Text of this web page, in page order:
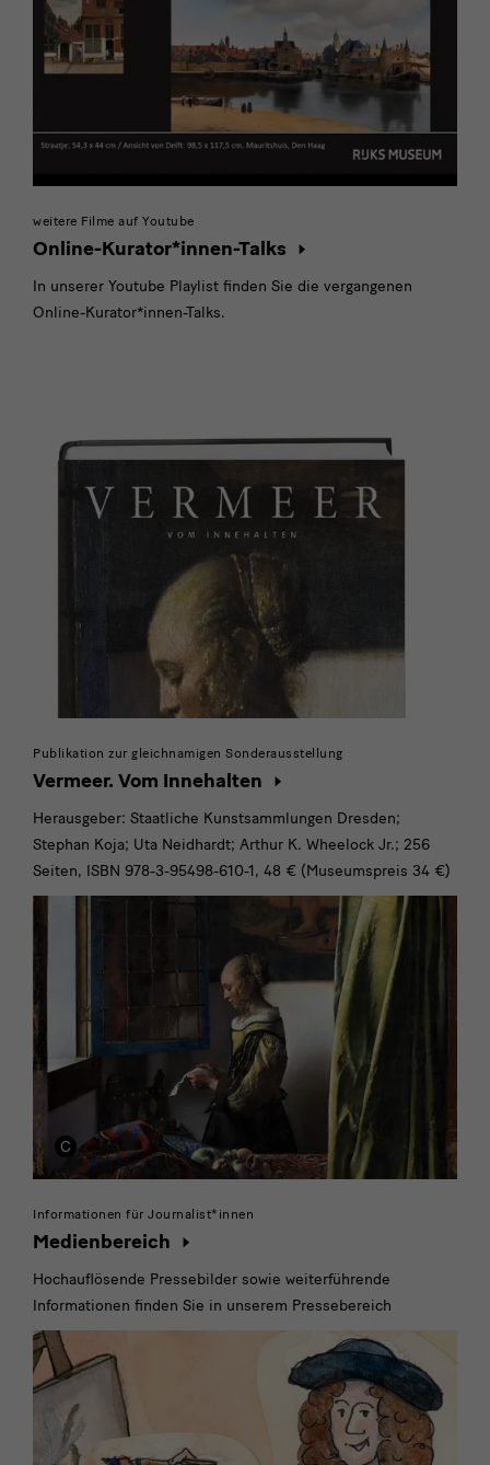
weitere Filme auf Youtube
Online-Kurator*innen-Talks
In unserer Youtube Playlist finden Sie die vergangenen
Online-Kurator*innen-Talks.
Angebote
Publikation zur gleichnamigen Sonderausstellung
Vermeer. Vom Innehalten
Herausgeber: Staatliche Kunstsammlungen Dresden;
Stephan Koja; Uta Neidhardt; Arthur K. Wheelock Jr.; 256
Seiten, ISBN 978-3-95498-610-1, 48 € (Museumspreis 34 €)
Informationen für Journalist*innen
Medienbereich
Hochauflösende Pressebilder sowie weiterführende
Informationen finden Sie in unserem Pressebereich